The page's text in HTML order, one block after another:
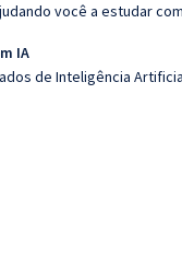
você a estudar
IA
de Inteligência